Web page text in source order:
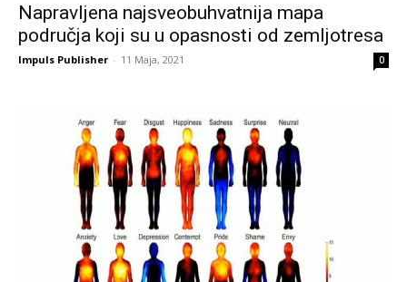
Napravljena najsveobuhvatnija mapa
područja koji su u opasnosti od zemljotresa
Impuls Publisher - 11 Maja, 2021 0